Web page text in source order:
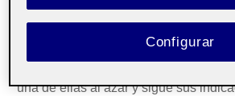
Se trata de un formato sencillo en su
producción, donde prima el contenido
propuesta, tanto en cada mazo como
una de ellas al azar y sigue sus
Configurar